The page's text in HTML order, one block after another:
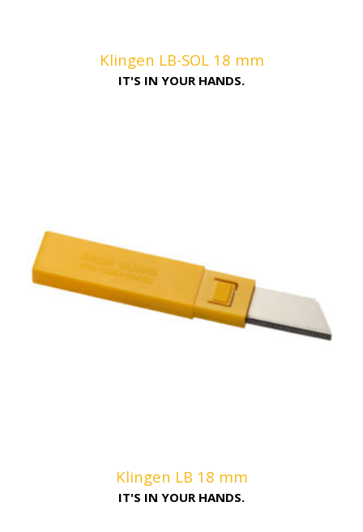
Klingen LB-SOL 18 mm
IT'S IN YOUR HANDS.
Klingen LB 18 mm
IT'S IN YOUR HANDS.